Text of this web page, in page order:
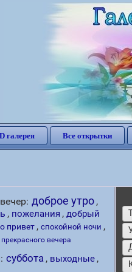
галерея Все открытки
доброе утро ,
, пожелания , добрый
привет , спокойной ночи ,
прекрасного вечера
суббота , выходные ,